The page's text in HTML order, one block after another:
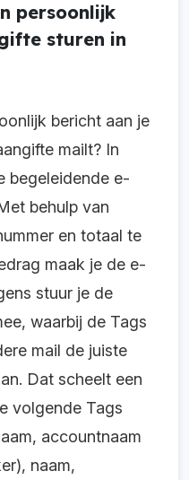
persoonlijk
sturen in
bericht aan je
mailt? In
begeleidende e-
behulp van
en totaal te
maak je de e-
stuur je de
waarbij de Tags
mail de juiste
Dat scheelt een
volgende Tags
accountnaam
naam,